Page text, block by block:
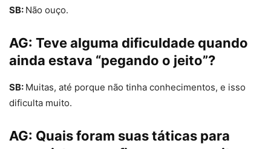
SB: Não ouço.
AG: Teve alguma dificuldade quando
ainda estava “pegando o jeito”?
SB: Muitas, até porque não tinha conhecimentos, e isso
dificulta muito.
AG: Quais foram suas táticas para